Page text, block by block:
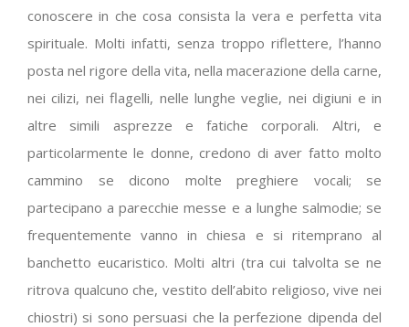
conoscere in che cosa consista la vera e perfetta vita
spirituale. Molti infatti, senza troppo riflettere, l’hanno
posta nel rigore della vita, nella macerazione della carne,
nei cilizi, nei flagelli, nelle lunghe veglie, nei digiuni e in
altre simili asprezze e fatiche corporali. Altri, e
particolarmente le donne, credono di aver fatto molto
cammino se dicono molte preghiere vocali; se
partecipano a parecchie messe e a lunghe salmodie; se
frequentemente vanno in chiesa e si ritemprano al
banchetto eucaristico. Molti altri (tra cui talvolta se ne
ritrova qualcuno che, vestito dell’abito religioso, vive nei
chiostri) si sono persuasi che la perfezione dipenda del